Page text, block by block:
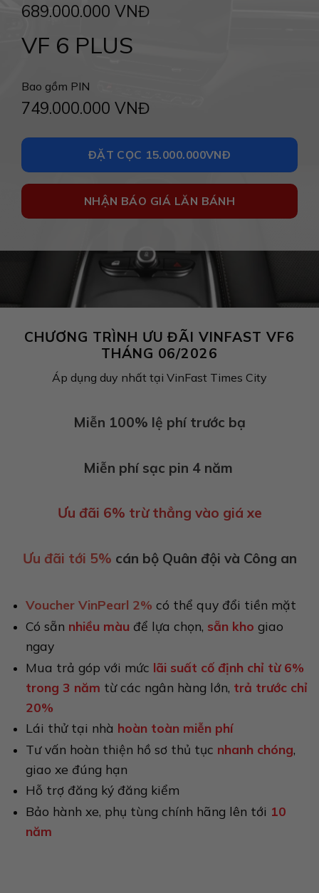
689.000.000 VNĐ
VF 6 PLUS
Bao gồm PIN
749.000.000 VNĐ
ĐẶT CỌC 15.000.000VNĐ
NHẬN BÁO GIÁ LĂN BÁNH
CHƯƠNG TRÌNH ƯU ĐÃI VINFAST VF6
THÁNG 06/2026
Áp dụng duy nhất tại VinFast Times City
Miễn 100% lệ phí trước bạ
Miễn phí sạc pin 4 năm
Ưu đãi 6% trừ thẳng vào giá xe
Ưu đãi tới 5% cán bộ Quân đội và Công an
Voucher VinPearl 2% có thể quy đổi tiền mặt
Có sẵn nhiều màu để lựa chọn, sẵn kho giao
ngay
Mua trả góp với mức lãi suất cố định chỉ từ 6%
trong 3 năm từ các ngân hàng lớn, trả trước chỉ
20%
Lái thử tại nhà hoàn toàn miễn phí
Tư vấn hoàn thiện hồ sơ thủ tục nhanh chóng,
giao xe đúng hạn
Hỗ trợ đăng ký đăng kiểm
Bảo hành xe, phụ tùng chính hãng lên tới 10
năm